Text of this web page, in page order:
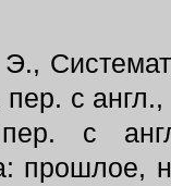
пер. с
с
прошлое,